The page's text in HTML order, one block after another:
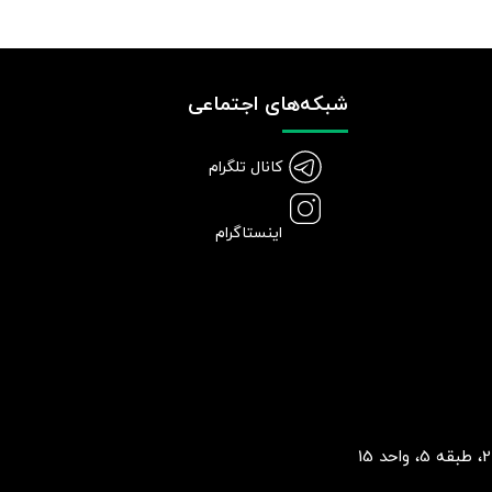
شبکه‌های اجتماعی
کانال تلگرام
اینستاگرام